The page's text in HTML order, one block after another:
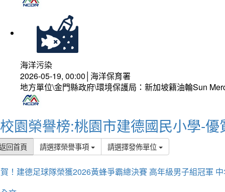
海洋污染
2026-05-19, 00:00│海洋保育署
地方單位\金門縣政府\環境保護局：新加坡籍油輪Sun
校園榮譽榜:桃園市建德國民小學-優
回首頁 請選擇榮譽事項 請選擇發佈單位
！建德足球隊榮獲2026黃蜂爭霸總決賽 高年級男子組冠軍